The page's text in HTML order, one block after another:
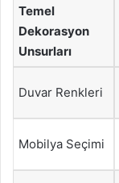
Temel
Dekorasyon
Unsurları
Duvar Renkleri
Mobilya Seçimi